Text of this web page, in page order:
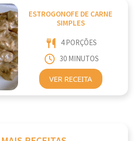
ESTROGONOFE DE CARNE
SIMPLES
4 PORÇÕES
30 MINUTOS
VER RECEITA